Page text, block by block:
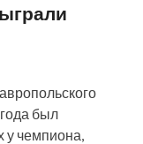
был
у чемпиона,